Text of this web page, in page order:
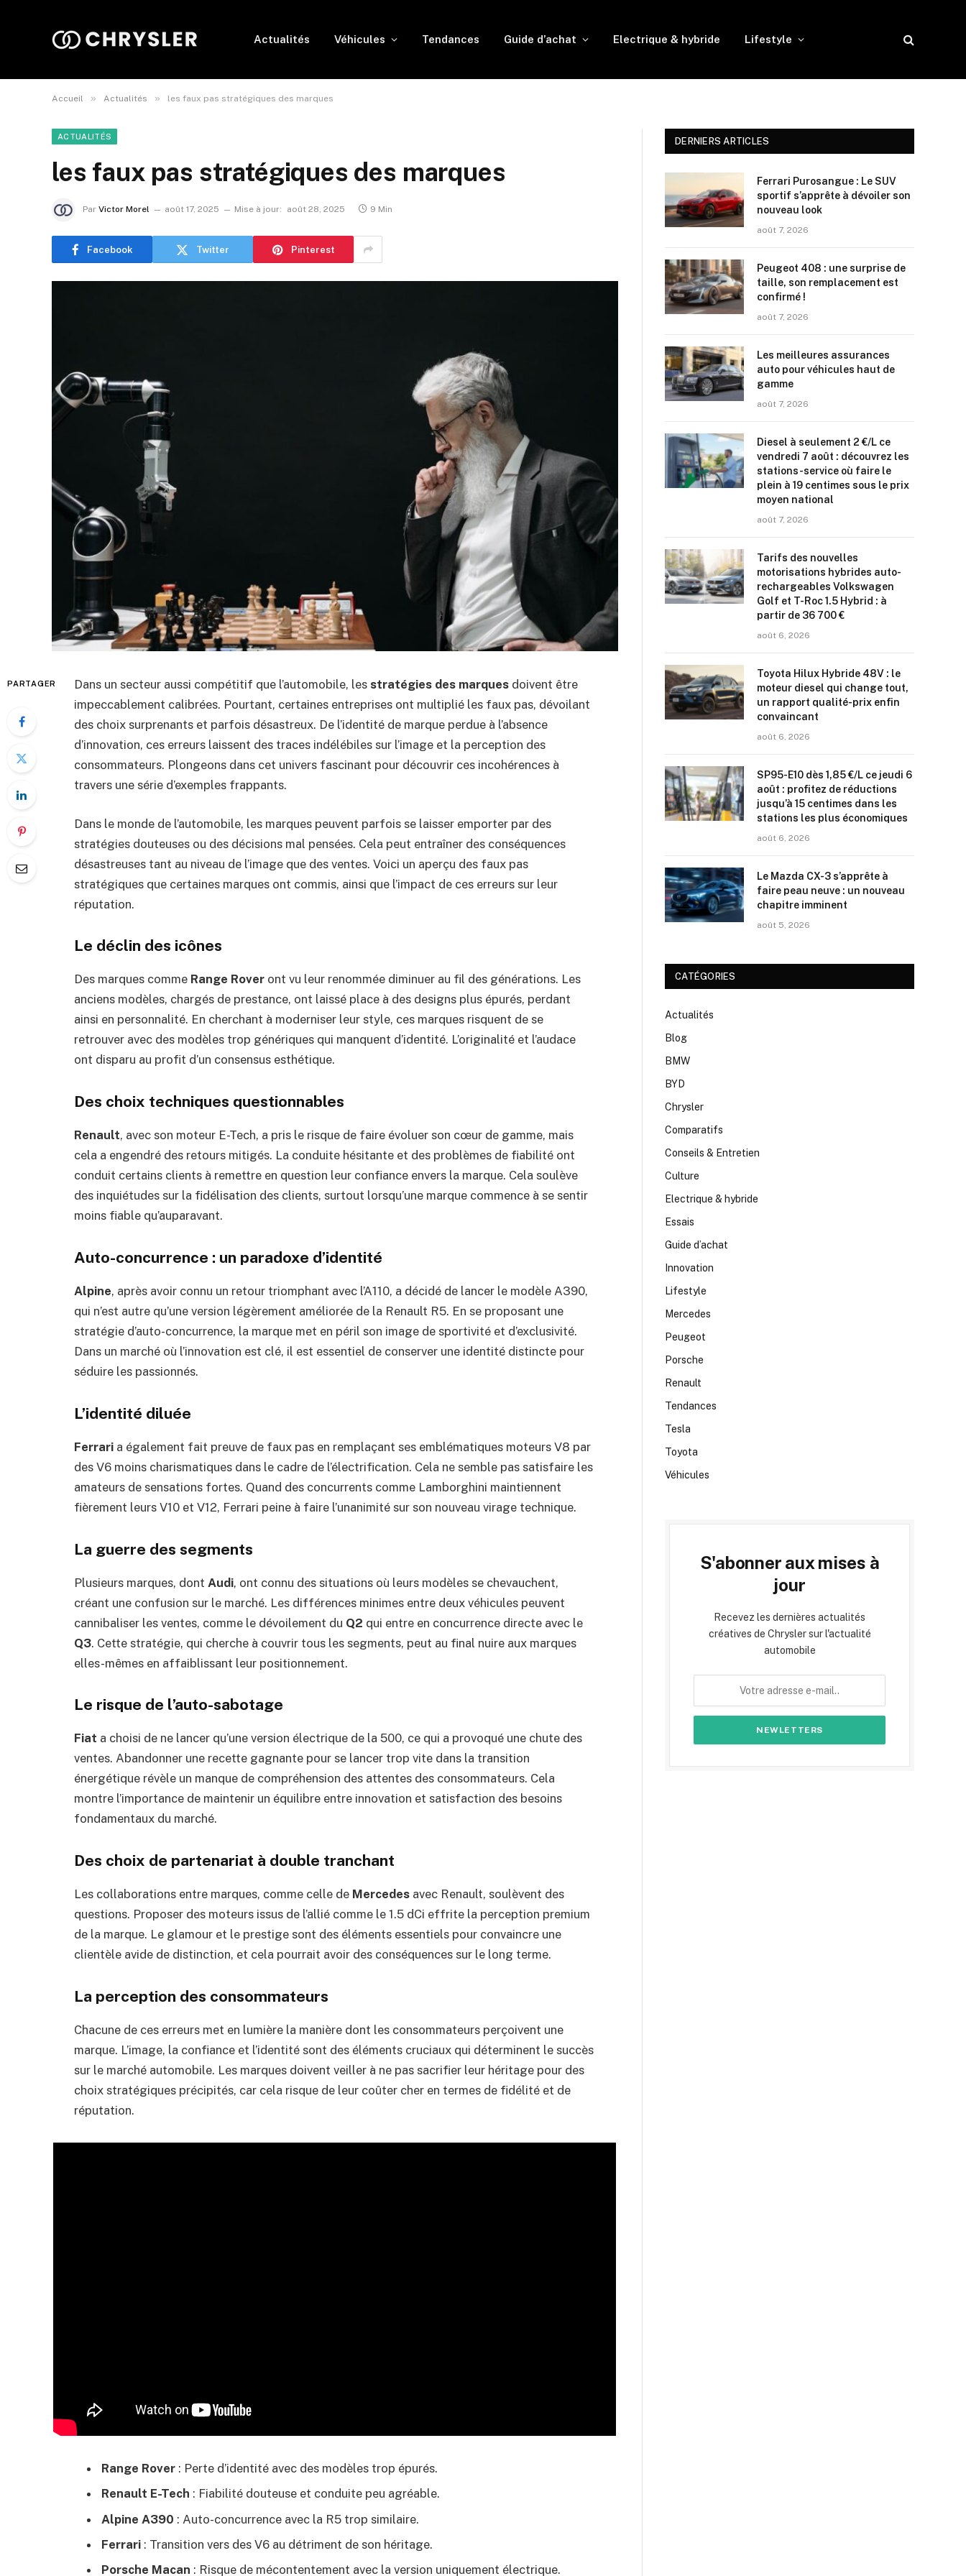
Actualités Véhicules Tendances Guide d’achat Electrique & hybride Lifestyle
Accueil » Actualités » les faux pas stratégiques des marques
ACTUALITÉS
les faux pas stratégiques des marques
Par Victor Morel août 17, 2025 Mise à jour: août 28, 2025 9 Min
Facebook Twitter Pinterest
PARTAGER Dans un secteur aussi compétitif que l’automobile, les stratégies des marques doivent être
impeccablement calibrées. Pourtant, certaines entreprises ont multiplié les faux pas, dévoilant
des choix surprenants et parfois désastreux. De l’identité de marque perdue à l’absence
d’innovation, ces erreurs laissent des traces indélébiles sur l’image et la perception des
consommateurs. Plongeons dans cet univers fascinant pour découvrir ces incohérences à
travers une série d’exemples frappants.
Dans le monde de l’automobile, les marques peuvent parfois se laisser emporter par des
stratégies douteuses ou des décisions mal pensées. Cela peut entraîner des conséquences
désastreuses tant au niveau de l’image que des ventes. Voici un aperçu des faux pas
stratégiques que certaines marques ont commis, ainsi que l’impact de ces erreurs sur leur
réputation.
Le déclin des icônes
Des marques comme Range Rover ont vu leur renommée diminuer au fil des générations. Les
anciens modèles, chargés de prestance, ont laissé place à des designs plus épurés, perdant
ainsi en personnalité. En cherchant à moderniser leur style, ces marques risquent de se
retrouver avec des modèles trop génériques qui manquent d’identité. L’originalité et l’audace
ont disparu au profit d’un consensus esthétique.
Des choix techniques questionnables
Renault, avec son moteur E-Tech, a pris le risque de faire évoluer son cœur de gamme, mais
cela a engendré des retours mitigés. La conduite hésitante et des problèmes de fiabilité ont
conduit certains clients à remettre en question leur confiance envers la marque. Cela soulève
des inquiétudes sur la fidélisation des clients, surtout lorsqu’une marque commence à se sentir
moins fiable qu’auparavant.
Auto-concurrence : un paradoxe d’identité
Alpine, après avoir connu un retour triomphant avec l’A110, a décidé de lancer le modèle A390,
qui n’est autre qu’une version légèrement améliorée de la Renault R5. En se proposant une
stratégie d’auto-concurrence, la marque met en péril son image de sportivité et d’exclusivité.
Dans un marché où l’innovation est clé, il est essentiel de conserver une identité distincte pour
séduire les passionnés.
L’identité diluée
Ferrari a également fait preuve de faux pas en remplaçant ses emblématiques moteurs V8 par
des V6 moins charismatiques dans le cadre de l’électrification. Cela ne semble pas satisfaire les
amateurs de sensations fortes. Quand des concurrents comme Lamborghini maintiennent
fièrement leurs V10 et V12, Ferrari peine à faire l’unanimité sur son nouveau virage technique.
La guerre des segments
Plusieurs marques, dont Audi, ont connu des situations où leurs modèles se chevauchent,
créant une confusion sur le marché. Les différences minimes entre deux véhicules peuvent
cannibaliser les ventes, comme le dévoilement du Q2 qui entre en concurrence directe avec le
Q3. Cette stratégie, qui cherche à couvrir tous les segments, peut au final nuire aux marques
elles-mêmes en affaiblissant leur positionnement.
Le risque de l’auto-sabotage
Fiat a choisi de ne lancer qu’une version électrique de la 500, ce qui a provoqué une chute des
ventes. Abandonner une recette gagnante pour se lancer trop vite dans la transition
énergétique révèle un manque de compréhension des attentes des consommateurs. Cela
montre l’importance de maintenir un équilibre entre innovation et satisfaction des besoins
fondamentaux du marché.
Des choix de partenariat à double tranchant
Les collaborations entre marques, comme celle de Mercedes avec Renault, soulèvent des
questions. Proposer des moteurs issus de l’allié comme le 1.5 dCi effrite la perception premium
de la marque. Le glamour et le prestige sont des éléments essentiels pour convaincre une
clientèle avide de distinction, et cela pourrait avoir des conséquences sur le long terme.
La perception des consommateurs
Chacune de ces erreurs met en lumière la manière dont les consommateurs perçoivent une
marque. L’image, la confiance et l’identité sont des éléments cruciaux qui déterminent le succès
sur le marché automobile. Les marques doivent veiller à ne pas sacrifier leur héritage pour des
choix stratégiques précipités, car cela risque de leur coûter cher en termes de fidélité et de
réputation.
Range Rover : Perte d’identité avec des modèles trop épurés.
Renault E-Tech : Fiabilité douteuse et conduite peu agréable.
Alpine A390 : Auto-concurrence avec la R5 trop similaire.
Ferrari : Transition vers des V6 au détriment de son héritage.
Porsche Macan : Risque de mécontentement avec la version uniquement électrique.
DERNIERS ARTICLES
Ferrari Purosangue : Le SUV
sportif s’apprête à dévoiler son
nouveau look
août 7, 2026
Peugeot 408 : une surprise de
taille, son remplacement est
confirmé !
août 7, 2026
Les meilleures assurances
auto pour véhicules haut de
gamme
août 7, 2026
Diesel à seulement 2 €/L ce
vendredi 7 août : découvrez les
stations-service où faire le
plein à 19 centimes sous le prix
moyen national
août 7, 2026
Tarifs des nouvelles
motorisations hybrides auto-
rechargeables Volkswagen
Golf et T-Roc 1.5 Hybrid : à
partir de 36 700 €
août 6, 2026
Toyota Hilux Hybride 48V : le
moteur diesel qui change tout,
un rapport qualité-prix enfin
convaincant
août 6, 2026
SP95-E10 dès 1,85 €/L ce jeudi 6
août : profitez de réductions
jusqu’à 15 centimes dans les
stations les plus économiques
août 6, 2026
Le Mazda CX-3 s’apprête à
faire peau neuve : un nouveau
chapitre imminent
août 5, 2026
CATÉGORIES
Actualités
Blog
BMW
BYD
Chrysler
Comparatifs
Conseils & Entretien
Culture
Electrique & hybride
Essais
Guide d’achat
Innovation
Lifestyle
Mercedes
Peugeot
Porsche
Renault
Tendances
Tesla
Toyota
Véhicules
S'abonner aux mises à
jour
Recevez les dernières actualités
créatives de Chrysler sur l'actualité
automobile